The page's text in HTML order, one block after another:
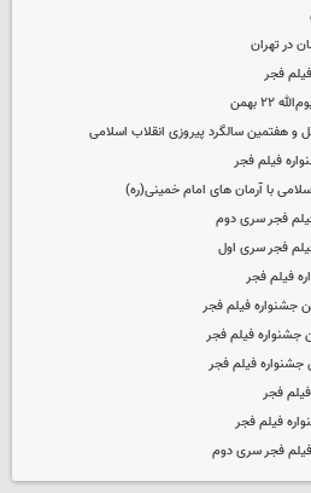
در تهران
فجر
بهمن
و هفتمین سالگرد پیروزی انقلاب اسلامی
فیلم فجر
با آرمان های امام خمینی(ره)
فجر سری دوم
فجر سری اول
فیلم فجر
جشنواره فیلم فجر
جشنواره فیلم فجر
فیلم فجر
فجر
فیلم فجر
فجر سری دوم